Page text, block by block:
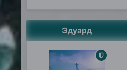
Эдуард